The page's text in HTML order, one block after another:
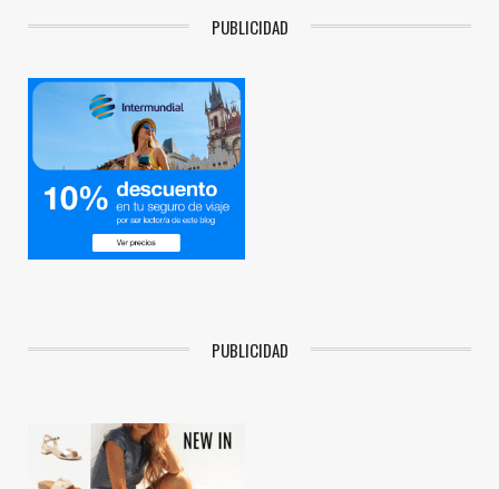
PUBLICIDAD
PUBLICIDAD